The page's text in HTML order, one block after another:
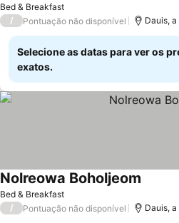
Bed & Breakfast
/ Pontuação não disponível Dauis,
Selecione as datas para ver os
exatos.
Bed & Breakfast
Nolreowa Boholjeom
/ Pontuação não disponível Dauis,